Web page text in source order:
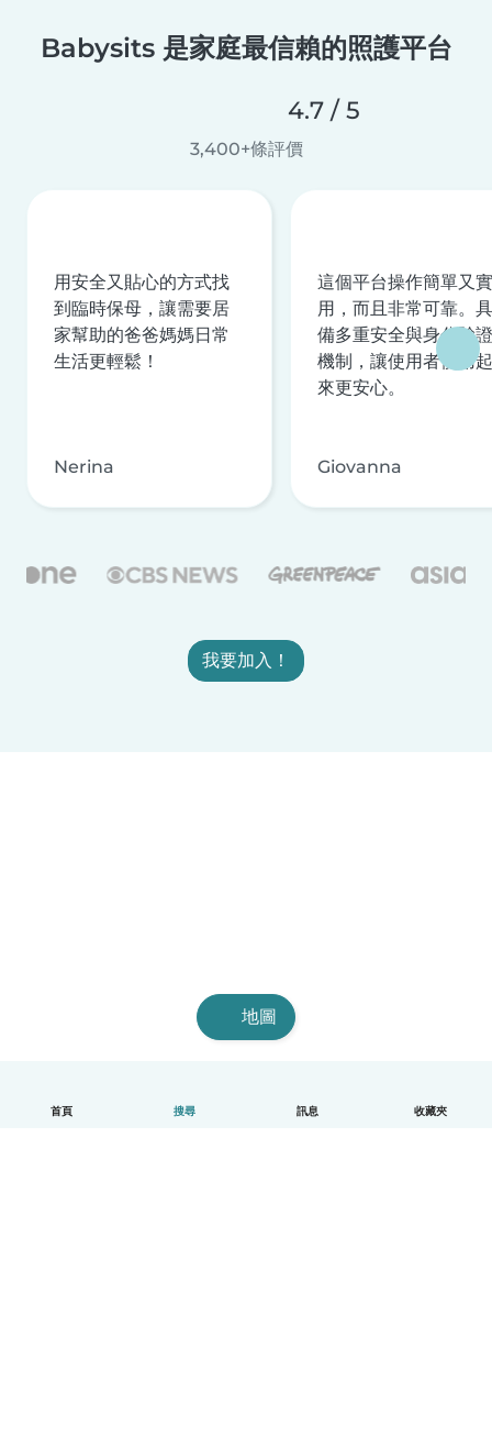
首頁 搜尋 訊息 收藏夾
Babysits 是家庭最信賴的照護平台
4.7 / 5
3,400+條評價
用安全又貼心的方式找
到臨時保母，讓需要居
家幫助的爸爸媽媽日常
生活更輕鬆！
Nerina
這個平台操作簡單又實
用，而且非常可靠。具
備多重安全與身分驗證
機制，讓使用者使用起
來更安心。
Giovanna
我要加入！
地圖